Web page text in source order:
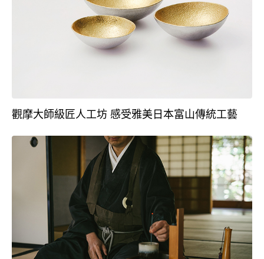
觀摩大師級匠人工坊 感受雅美日本富山傳統工藝